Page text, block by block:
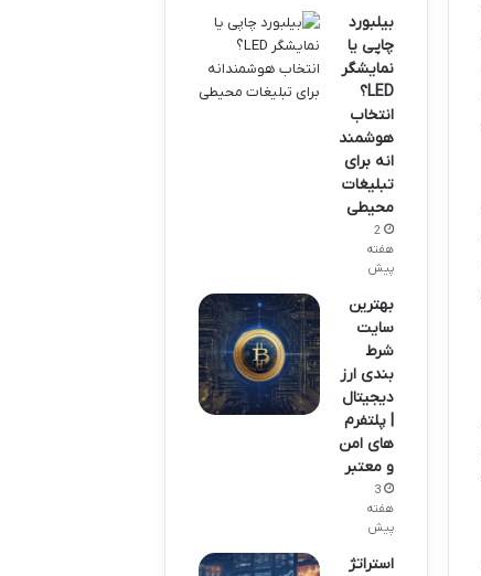
بیلبورد
چاپی یا
نمایشگر
LED؟
انتخاب
هوشمند
انه برای
تبلیغات
محیطی
2
هفته
پیش
بهترین
سایت
شرط
بندی ارز
دیجیتال
| پلتفرم
های امن
و معتبر
3
هفته
پیش
استراتژ